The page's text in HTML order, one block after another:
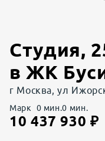
Студия,
вЖК
г Москва, ул
Марк 0 мин.0 мин.
10 437 930 ₽